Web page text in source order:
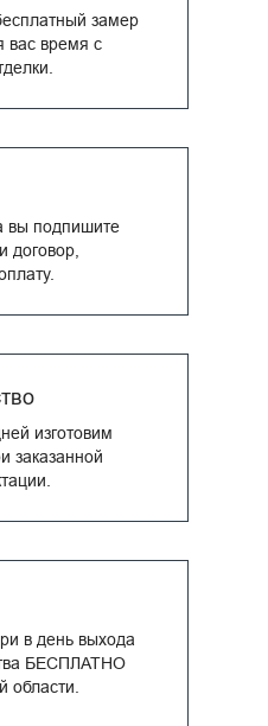
замер
вас время с
вы подпишите
договор,
изготовим
заказанной
в день выхода
БЕСПЛАТНО
области.